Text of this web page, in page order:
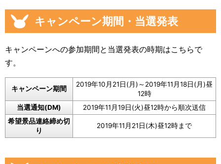
キャンペーン期間・当選発表
キャンペーンへの参加期間と当選発表の時期はこちらで
す。
キャンペーン期間
2019年10月21日(月)～2019年11月18日(月)昼
12時
当選通知(DM)
2019年11月19日(火)昼12時から順次送信
希望景品連絡締め切
り
2019年11月21日(木)昼12時まで